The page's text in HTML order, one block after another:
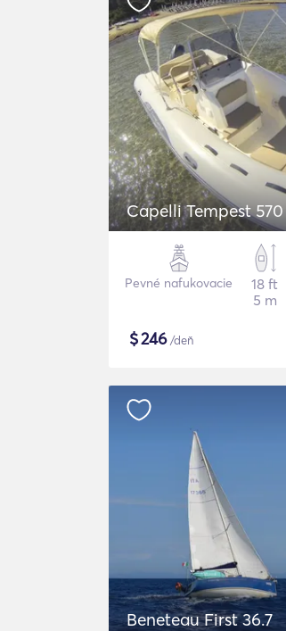
Capelli Tempest 570
Pevné nafukovacie
18 ft
5 m
$246/deň
Beneteau First 36.7